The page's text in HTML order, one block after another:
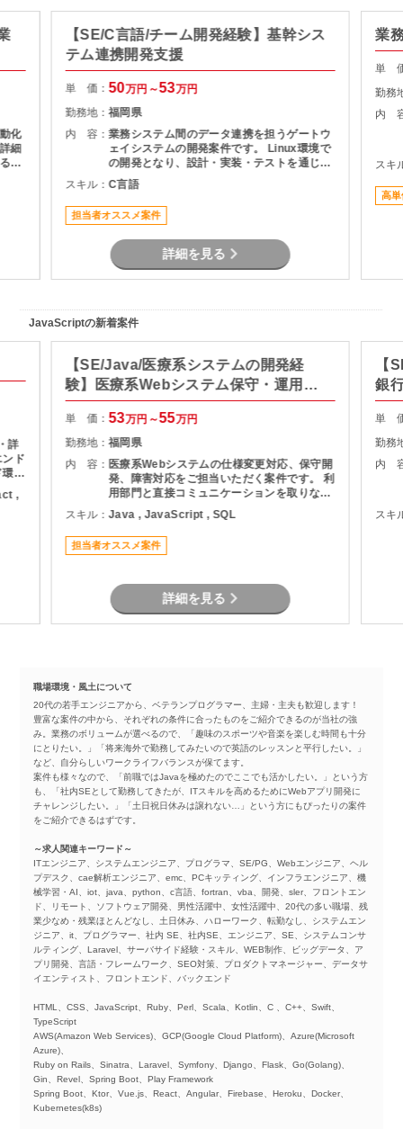
化
細
こ
【SE/C言語/チーム開発経験】基幹シス
テム連携開発支援
単 価：50万円～53万円
勤務地：福岡県
内 容：業務システム間のデータ連携を担うゲートウ
ェイシステムの開発案件です。 Linux環境で
の開発となり、設計・実装・テストを通じて
システムの安定稼働を支える役割を担当いた
だきます。 長期案件のため、腰を据えて開発
に携わりたい方におすすめです。
スキル：C言語
担当者オススメ案件
詳細を見る
業
単
勤務
内
スキ
高単
JavaScriptの新着案件
詳
ド
境
,
【SE/Java/医療系システムの開発経
験】医療系Webシステム保守・運用支
援
単 価：53万円～55万円
勤務地：福岡県
内 容： 医療系Webシステムの仕様変更対応、保守開
発、障害対応をご担当いただく案件です。 利
用部門と直接コミュニケーションを取りなが
ら、調査・原因分析・改修対応を実施してい
ただきます。 設計から保守運用まで幅広い経
験を活かせるため、Webシステム全体を見な
がら業務を進めたい方におすすめです。
スキル：Java , JavaScript , SQL
担当者オススメ案件
詳細を見る
【
銀
単
勤務
内
スキ
職場環境・風土について
20代の若手エンジニアから、ベテランプログラマー、主婦・主夫も歓迎します！
豊富な案件の中から、それぞれの条件に合ったものをご紹介できるのが当社の強
み。業務のボリュームが選べるので、「趣味のスポーツや音楽を楽しむ時間も十分
にとりたい。」「将来海外で勤務してみたいので英語のレッスンと平行したい。」
など、自分らしいワークライフバランスが保てます。
案件も様々なので、「前職ではJavaを極めたのでここでも活かしたい。」という方
も、「社内SEとして勤務してきたが、ITスキルを高めるためにWebアプリ開発に
チャレンジしたい。」「土日祝日休みは譲れない…」という方にもぴったりの案件
をご紹介できるはずです。
～求人関連キーワード～
ITエンジニア、システムエンジニア、プログラマ、SE/PG、Webエンジニア、ヘル
プデスク、cae解析エンジニア、emc、PCキッティング、インフラエンジニア、機
械学習・AI、iot、java、python、c言語、fortran、vba、開発、sler、フロントエン
ド、リモート、ソフトウェア開発、男性活躍中、女性活躍中、20代の多い職場、残
業少なめ・残業ほとんどなし、土日休み、ハローワーク、転勤なし、システムエン
ジニア、it、プログラマー、社内 SE、社内SE、エンジニア、SE、システムコンサ
ルティング、Laravel、サーバサイド経験・スキル、WEB制作、ビッグデータ、ア
プリ開発、言語・フレームワーク、SEO対策、プロダクトマネージャー、データサ
イエンティスト、フロントエンド、バックエンド
HTML、CSS、JavaScript、Ruby、Perl、Scala、Kotlin、C 、C++、Swift、
TypeScript
AWS(Amazon Web Services)、GCP(Google Cloud Platform)、Azure(Microsoft
Azure)、
Ruby on Rails、Sinatra、Laravel、Symfony、Django、Flask、Go(Golang)、
Gin、Revel、Spring Boot、Play Framework
Spring Boot、Ktor、Vue.js、React、Angular、Firebase、Heroku、Docker、
Kubernetes(k8s)